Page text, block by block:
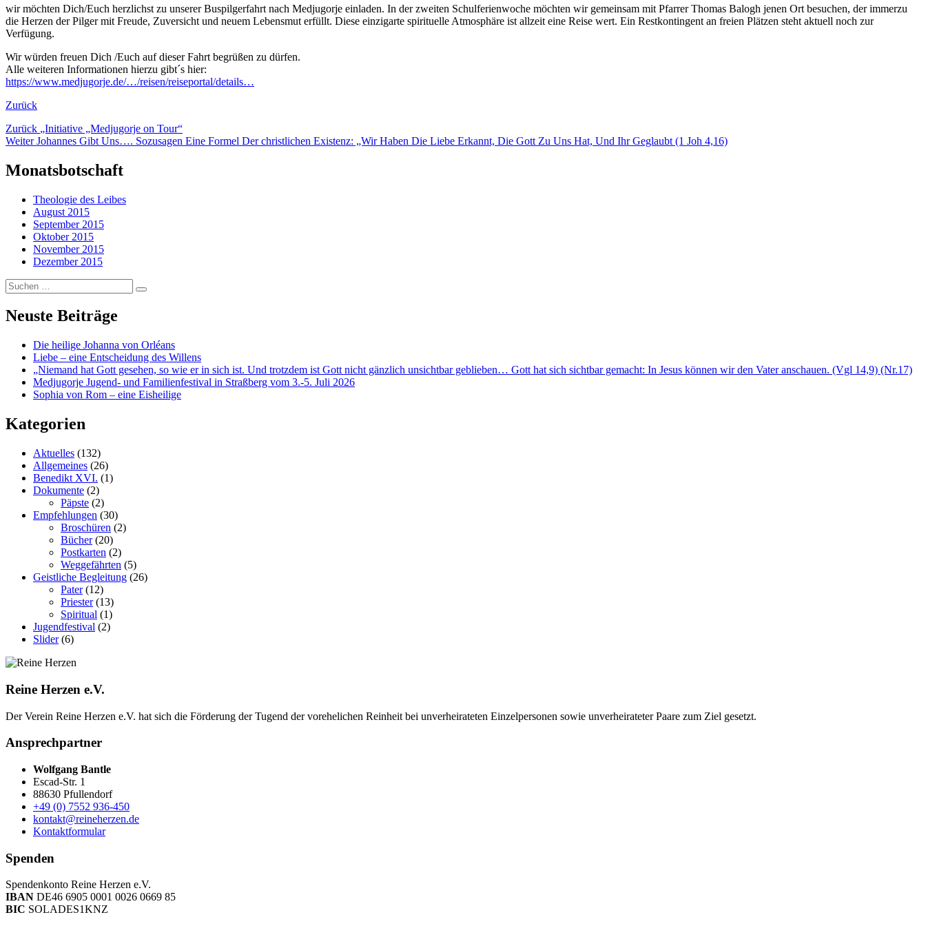
wir möchten Dich/Euch herzlichst zu unserer Buspilgerfahrt nach Medjugorje einladen. In der zweiten Schulferienwoche möchten wir gemeinsam mit Pfarrer Thomas Balogh jenen Ort besuchen, der immerzu
die Herzen der Pilger mit Freude, Zuversicht und neuem Lebensmut erfüllt. Diese einzigarte spirituelle Atmosphäre ist allzeit eine Reise wert. Ein Restkontingent an freien Plätzen steht aktuell noch zur
Verfügung.
Wir würden freuen Dich /Euch auf dieser Fahrt begrüßen zu dürfen.
Alle weiteren Informationen hierzu gibt´s hier:
https://www.medjugorje.de/…/reisen/reiseportal/details…
Zurück
Beitragsnavigation
Zurück
Vorheriger
Beitrag:
„Initiative „Medjugorje on Tour“
Weiter Nächster
Johannes Gibt Uns…. Sozusagen Eine Formel Der christlichen Existenz: „Wir Haben Die Liebe Erkannt, Die Gott Zu Uns Hat, Und Ihr Geglaubt (1 Joh 4,16)
Monatsbotschaft
Theologie des Leibes
August 2015
September 2015
Oktober 2015
November 2015
Dezember 2015
Suchen
…
Neuste Beiträge
Die heilige Johanna von Orléans
Liebe – eine Entscheidung des Willens
„Niemand hat Gott gesehen, so wie er in sich ist. Und trotzdem ist Gott nicht gänzlich unsichtbar geblieben… Gott hat sich sichtbar gemacht: In Jesus können wir den Vater anschauen. (Vgl 14,9) (Nr.17)
Medjugorje Jugend- und Familienfestival in Straßberg vom 3.-5. Juli 2026
Sophia von Rom – eine Eisheilige
Kategorien
Aktuelles (132)
Allgemeines (26)
Benedikt XVI. (1)
Dokumente (2)
Päpste (2)
Empfehlungen (30)
Broschüren (2)
Bücher(20)
Postkarten (2)
Weggefährten (5)
Geistliche Begleitung (26)
Pater(12)
Priester(13)
Spiritual (1)
Jugendfestival (2)
Slider(6)
Reine Herzen e.V.
Der Verein Reine Herzen e.V. hat sich die Förderung der Tugend der vor­ehelichen Rein­heit bei un­ver­heirateten Einzel­personen sowie un­ver­heirateter Paare zum Ziel gesetzt.
Ansprechpartner
Wolfgang Bantle
Escad-Str. 1
88630 Pfullendorf
+49 (0) 7552 936-450
kontakt@reineherzen.de
Kontaktformular
Spenden
Spendenkonto Reine Herzen e.V.
IBAN DE46 6905 0001 0026 0669 85
BIC SOLADES1KNZ